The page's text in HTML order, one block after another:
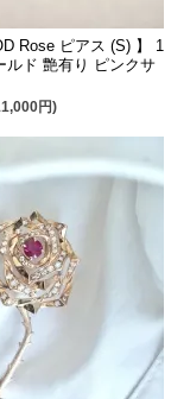
Rose ピアス (S) 】 1
ルド 艶有り ピンクサ
円)